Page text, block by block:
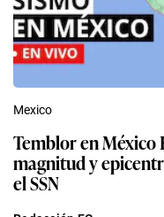
Mexico
Temblor en México
magnitud y
el SSN